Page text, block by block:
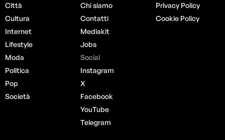
Città
Cultura
Internet
Lifestyle
Moda
Politica
Pop
Società
Chi siamo
Contatti
Mediakit
Jobs
Social
Instagram
X
Facebook
YouTube
Telegram
Privacy Policy
Cookie Policy